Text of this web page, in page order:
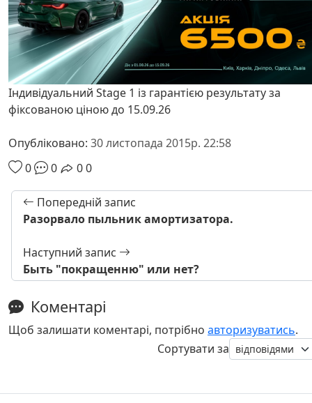
Індивідуальний Stage 1 із гарантією результату за
фіксованою ціною до 15.09.26
Опубліковано: 30 листопада 2015р. 22:58
0
0 00
Попередній запис
Разорвало пыльник амортизатора.
Наступний запис
Быть "покращенню" или нет?
Коментарі
Щоб залишати коментарі, потрібно авторизуватись.
Сортувати за